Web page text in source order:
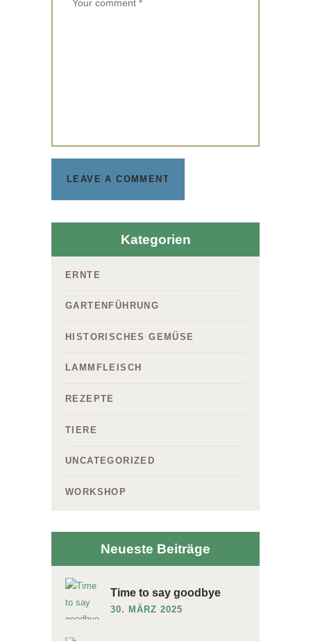
Kategorien
ERNTE
GARTENFÜHRUNG
HISTORISCHES GEMÜSE
LAMMFLEISCH
REZEPTE
TIERE
UNCATEGORIZED
WORKSHOP
Neueste Beiträge
Time to say goodbye
30. MÄRZ 2025